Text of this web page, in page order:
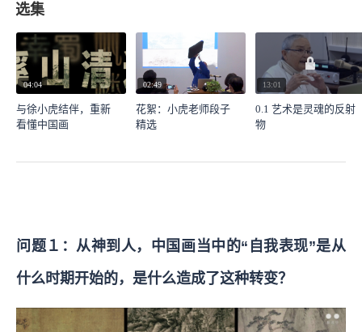
选集
04:04
与徐小虎结伴，重新
看懂中国画
02:49
花絮：小虎老师段子
精选
13:01
0.1 艺术是灵魂的反射
物
问题１：从神到人，中国画当中的“自我表现”是从
什么时期开始的，是什么造成了这种转变？